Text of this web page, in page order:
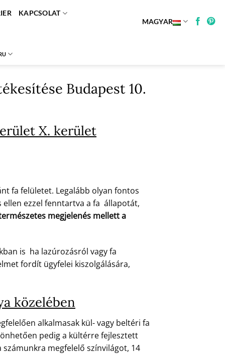
KAPCSOLAT
MAGYAR
Budapest 10.
X. kerület
fa felületet. Legalább olyan fontos
ezzel fenntartva a fa állapotát,
megjelenés mellett a
is ha lazúrozásról vagy fa
fordít ügyfelei kiszolgálására,
közelében
alkalmasak kül- vagy beltéri fa
pedig a kültérre fejlesztett
megfelelő színvilágot, 14